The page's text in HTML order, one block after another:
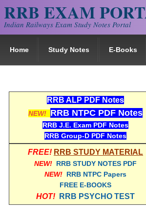
RRB EXAM
Indian Railways Exam Study Notes Portal
Home Study Notes E-Books
RRB ALP PDF Notes
NEW! RRB NTPC PDF Notes
RRB J.E. Exam PDF Notes
RRB Group-D PDF Notes
FREE! RRB STUDY MATERIAL
NEW! RRB STUDY NOTES PDF
NEW! RRB NTPC Papers
FREE E-BOOKS
HOT! RRB PSYCHO TEST